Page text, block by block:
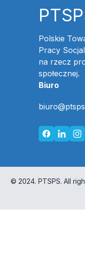
Polskie
Pracy
na rzecz
społecznej.
Biuro
© 2024. PTSPS. All